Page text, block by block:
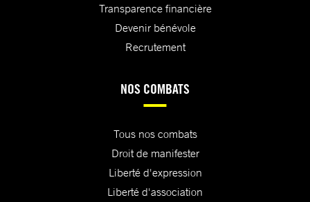
Transparence financière
Devenir bénévole
Recrutement
NOS COMBATS
Tous nos combats
Droit de manifester
Liberté d'expression
Liberté d'association